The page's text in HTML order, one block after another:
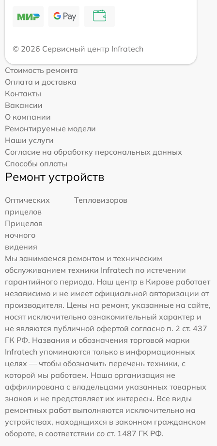
© 2026 Сервисный центр Infratech
Стоимость ремонта
Оплата и доставка
Контакты
Вакансии
О компании
Ремонтируемые модели
Наши услуги
Согласие на обработку персональных данных
Способы оплаты
Ремонт устройств
Оптических
прицелов
Тепловизоров
Прицелов
ночного
видения
Мы занимаемся ремонтом и техническим
обслуживанием техники Infratech по истечении
гарантийного периода. Наш центр в Кирове работает
независимо и не имеет официальной авторизации от
производителя. Цены на ремонт, указанные на сайте,
носят исключительно ознакомительный характер и
не являются публичной офертой согласно п. 2 ст. 437
ГК РФ. Названия и обозначения торговой марки
Infratech упоминаются только в информационных
целях — чтобы обозначить перечень техники, с
которой мы работаем. Наша организация не
аффилирована с владельцами указанных товарных
знаков и не представляет их интересы. Все виды
ремонтных работ выполняются исключительно на
устройствах, находящихся в законном гражданском
обороте, в соответствии со ст. 1487 ГК РФ.